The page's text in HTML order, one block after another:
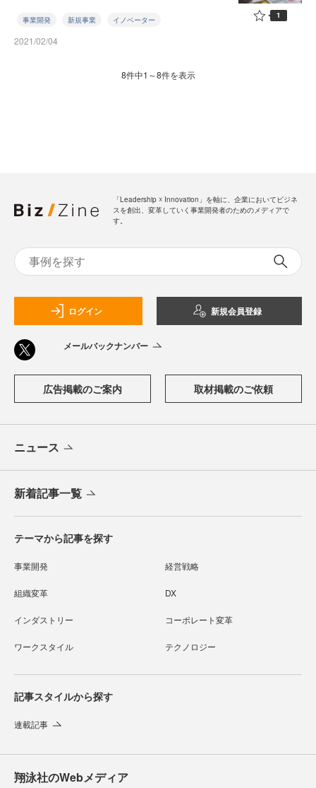
事業開発 新規事業 イノベーター
2021/02/04
1
8件中1～8件を表示
「Leadership ☓ Innovation」を軸に、企業においてビジネ
スを創出、変革していく事業開発者のためのメディアで
す。
ログイン 新規会員登録
メールバックナンバー
広告掲載のご案内 取材掲載のご依頼
ニュース
新着記事一覧
テーマから記事を探す
事業開発 経営戦略
組織変革 DX
インダストリー コーポレート変革
ワークスタイル テクノロジー
記事スタイルから探す
連載記事
翔泳社のWebメディア